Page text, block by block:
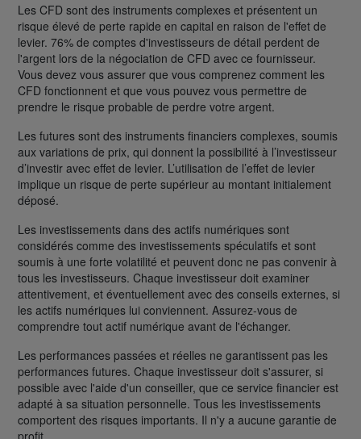
Les CFD sont des instruments complexes et présentent un
risque élevé de perte rapide en capital en raison de l'effet de
levier. 76% de comptes d'investisseurs de détail perdent de
l'argent lors de la négociation de CFD avec ce fournisseur.
Vous devez vous assurer que vous comprenez comment les
CFD fonctionnent et que vous pouvez vous permettre de
prendre le risque probable de perdre votre argent.
Les futures sont des instruments financiers complexes, soumis
aux variations de prix, qui donnent la possibilité à l’investisseur
d’investir avec effet de levier. L’utilisation de l’effet de levier
implique un risque de perte supérieur au montant initialement
déposé.
Les investissements dans des actifs numériques sont
considérés comme des investissements spéculatifs et sont
soumis à une forte volatilité et peuvent donc ne pas convenir à
tous les investisseurs. Chaque investisseur doit examiner
attentivement, et éventuellement avec des conseils externes, si
les actifs numériques lui conviennent. Assurez-vous de
comprendre tout actif numérique avant de l'échanger.
Les performances passées et réelles ne garantissent pas les
performances futures. Chaque investisseur doit s'assurer, si
possible avec l'aide d'un conseiller, que ce service financier est
adapté à sa situation personnelle. Tous les investissements
comportent des risques importants. Il n'y a aucune garantie de
profit.